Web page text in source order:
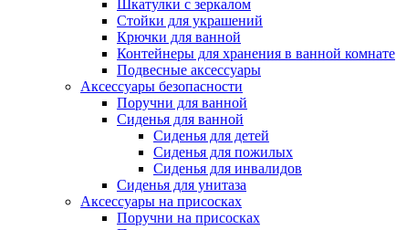
Шкатулки с зеркалом
Стойки для украшений
Крючки для ванной
Контейнеры для хранения в ванной комнате
Подвесные аксессуары
Аксессуары безопасности
Поручни для ванной
Сиденья для ванной
Сиденья для детей
Сиденья для пожилых
Сиденья для инвалидов
Сиденья для унитаза
Аксессуары на присосках
Поручни на присосках